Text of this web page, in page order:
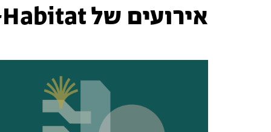
אירועים של UN-Habitat